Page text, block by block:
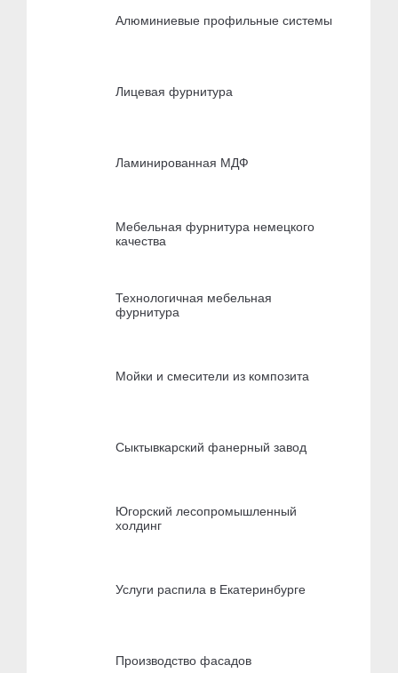
Алюминиевые профильные системы
Лицевая фурнитура
Ламинированная МДФ
Мебельная фурнитура немецкого
качества
Технологичная мебельная
фурнитура
Мойки и смесители из композита
Сыктывкарский фанерный завод
Югорский лесопромышленный
холдинг
Услуги распила в Екатеринбурге
Производство фасадов